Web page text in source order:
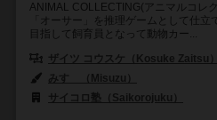
ANIMAL COLLECTING(アニマルコレ
「オーサー」を推理ゲームとして仕
目指して飼育員となって動物カー...
ザイツ コウスケ（Kosuke Zaitsu）
みすゞ（Misuzu）
サイコロ塾（Saikorojuku）